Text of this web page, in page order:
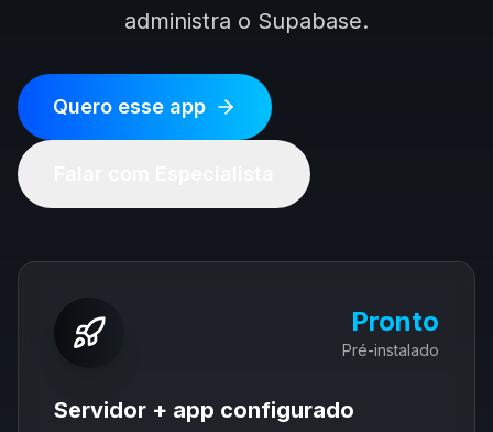
administra o Supabase.
Quero esse app
Pronto
Pré-instalado
Servidor + app configurado